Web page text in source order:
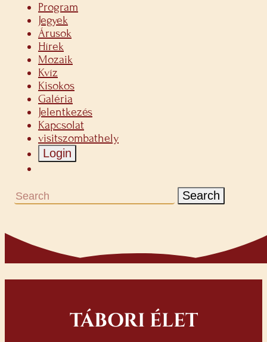
Program
Jegyek
Árusok
Hírek
Mozaik
Kvíz
Kisokos
Galéria
Jelentkezés
Kapcsolat
visitszombathely
Login
Search
TÁBORI ÉLET